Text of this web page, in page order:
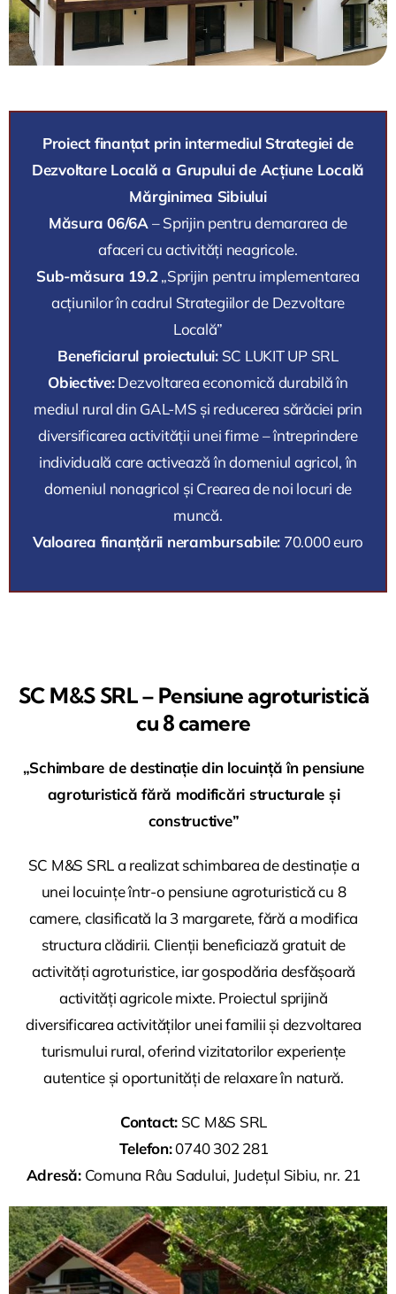
Proiect finanțat prin intermediul Strategiei de
Dezvoltare Locală a Grupului de Acțiune Locală
Mărginimea Sibiului
Măsura 06/6A – Sprijin pentru demararea de
afaceri cu activități neagricole.
Sub-măsura 19.2„Sprijin pentru implementarea
acțiunilor în cadrul Strategiilor de Dezvoltare
Locală”
Beneficiarul proiectului:SC LUKIT UP SRL
Obiective:Dezvoltarea economică durabilă în
mediul rural din GAL-MS și reducerea sărăciei prin
diversificarea activității unei firme – întreprindere
individuală care activează în domeniul agricol, în
domeniul nonagricol și Crearea de noi locuri de
muncă.
Valoarea finanțării nerambursabile: 70.000 euro
SC M&S SRL – Pensiune agroturistică
cu 8 camere
„Schimbare de destinație din locuință în pensiune
agroturistică fără modificări structurale și
constructive”
SC M&S SRL a realizat schimbarea de destinație a
unei locuințe într-o pensiune agroturistică cu 8
camere, clasificată la 3 margarete, fără a modifica
structura clădirii. Clienții beneficiază gratuit de
activități agroturistice, iar gospodăria desfășoară
activități agricole mixte. Proiectul sprijină
diversificarea activităților unei familii și dezvoltarea
turismului rural, oferind vizitatorilor experiențe
autentice și oportunități de relaxare în natură.
Contact:SC M&S SRL
Telefon:0740 302 281
Adresă:Comuna Râu Sadului, Județul Sibiu, nr. 21